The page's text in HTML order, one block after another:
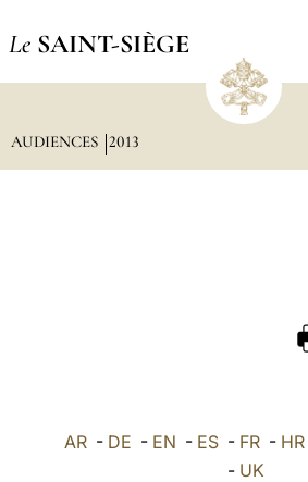
Le SAINT-SIÈGE
AUDIENCES 2013
AR- DE - EN - ES- FR- HR
- UK